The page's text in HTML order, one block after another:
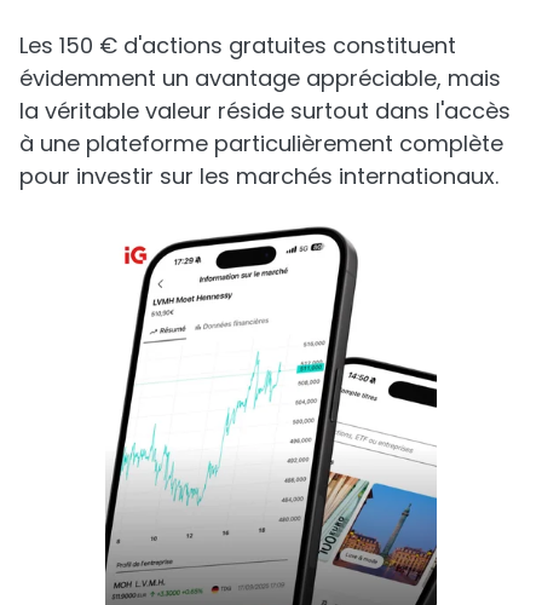
Les 150 € d'actions gratuites constituent
évidemment un avantage appréciable, mais
la véritable valeur réside surtout dans l'accès
à une plateforme particulièrement complète
pour investir sur les marchés internationaux.